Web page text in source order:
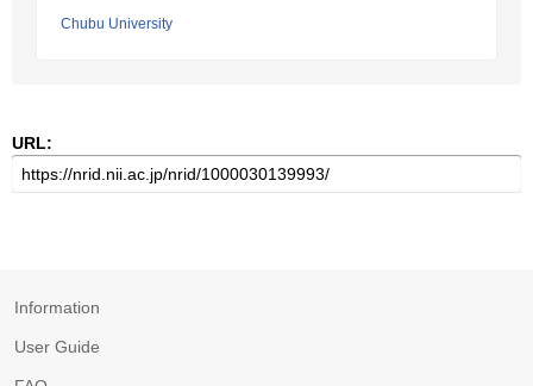
Chubu University
URL:
Information
User Guide